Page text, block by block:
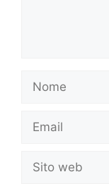
Nome
Email
Sito
web